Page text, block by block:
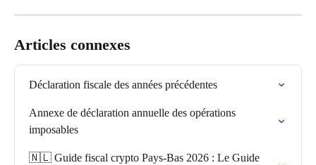
Articles connexes
Déclaration fiscale des années précédentes
Annexe de déclaration annuelle des opérations
imposables
🇳🇱 Guide fiscal crypto Pays-Bas 2026 : Le Guide